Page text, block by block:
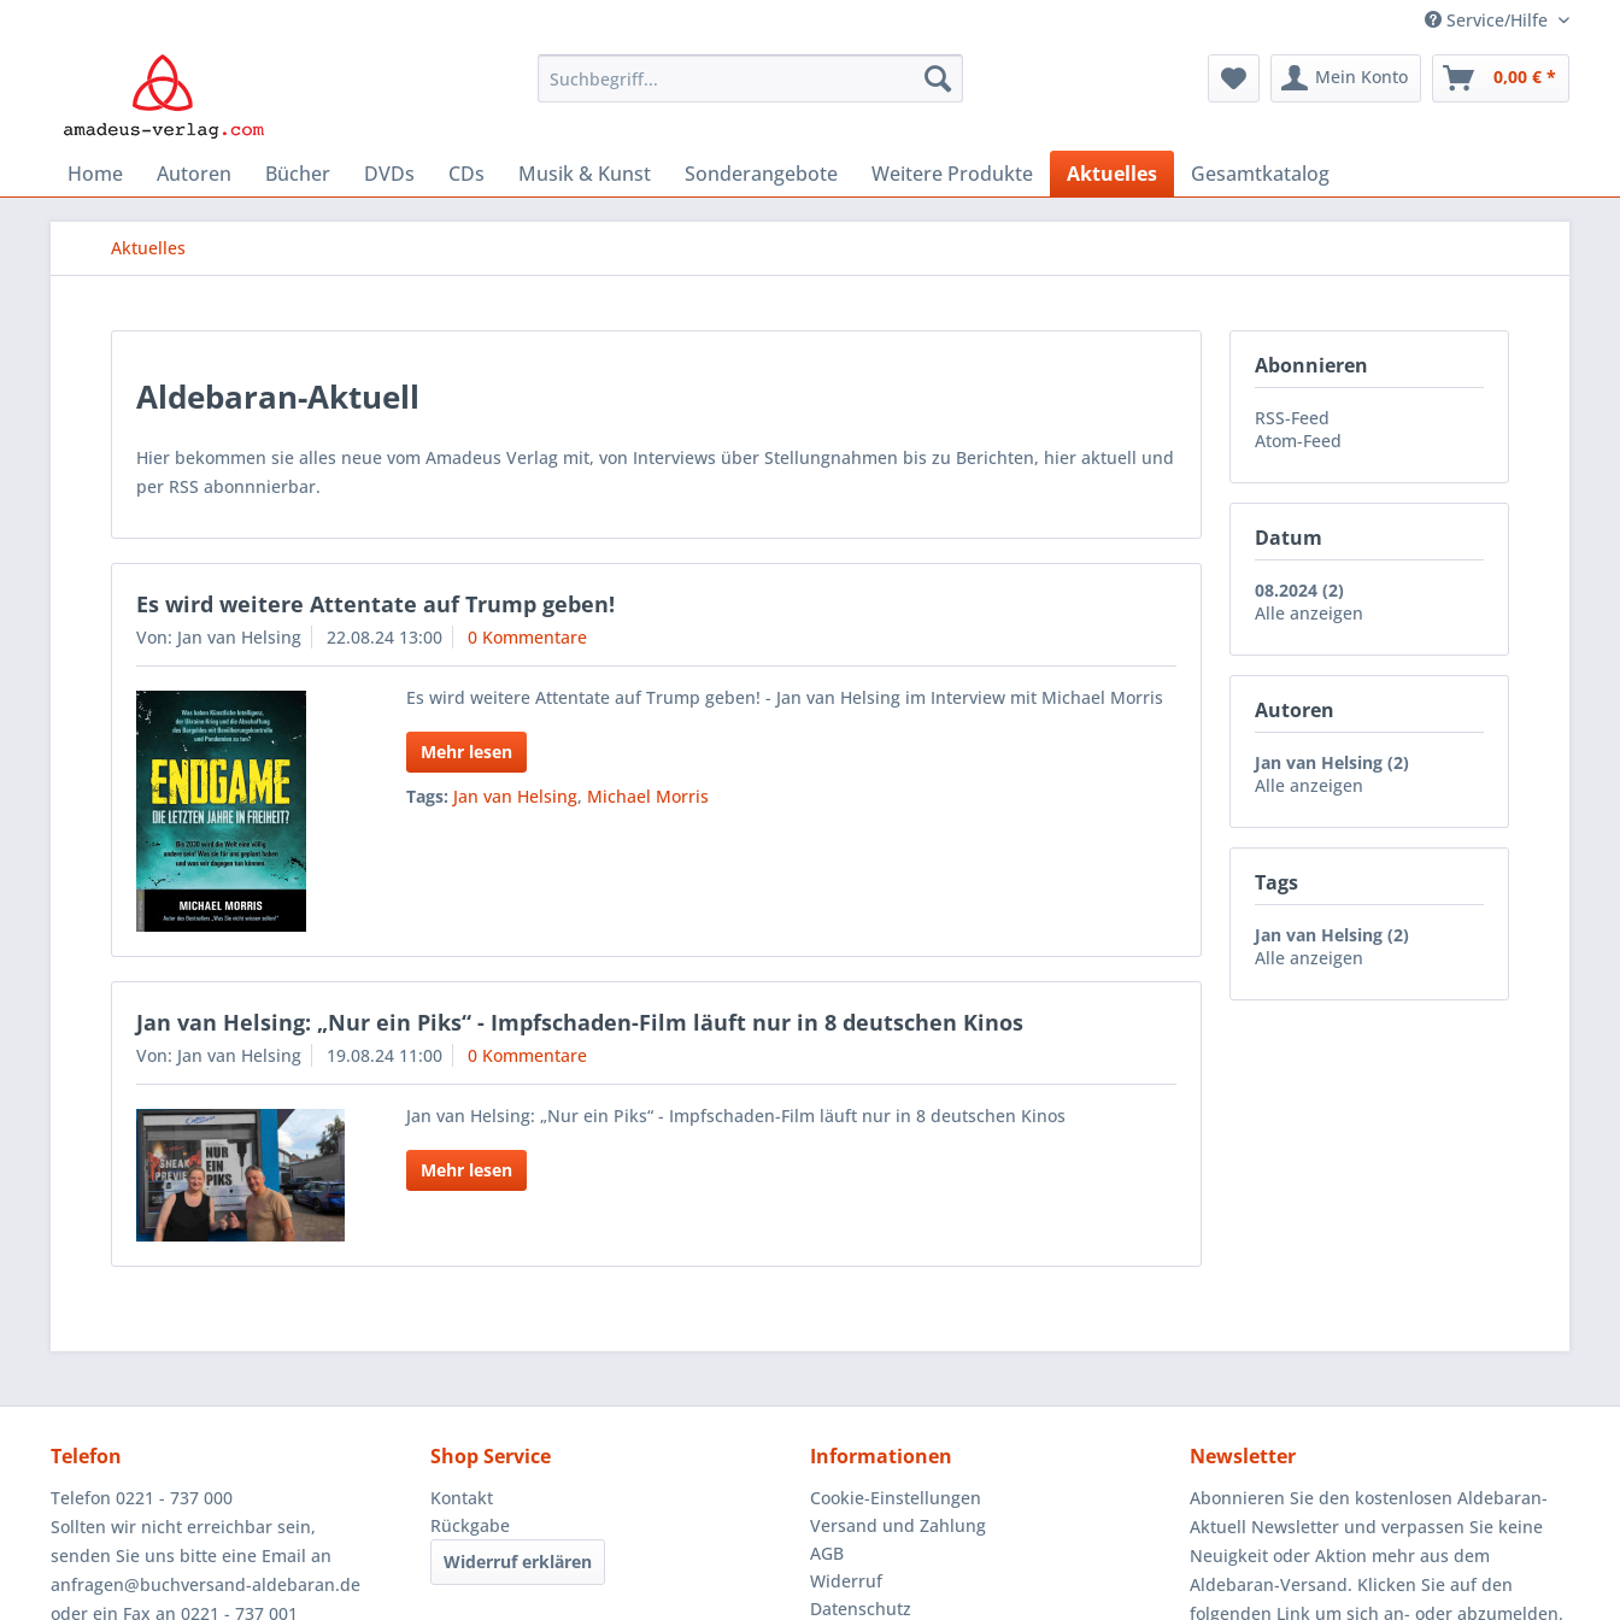
Service/Hilfe
Mein Konto 0,00 € *
Home Autoren Bücher DVDs CDs Musik & Kunst Sonderangebote Weitere Produkte Aktuelles Gesamtkatalog
Aktuelles
Abonnieren
RSS-Feed
Atom-Feed
Datum
08.2024 (2)
Alle anzeigen
Autoren
Jan van Helsing (2)
Alle anzeigen
Tags
Jan van Helsing (2)
Alle anzeigen
Aldebaran-Aktuell
Hier bekommen sie alles neue vom Amadeus Verlag mit, von Interviews über Stellungnahmen bis zu Berichten, hier aktuell und
per RSS abonnnierbar.
Es wird weitere Attentate auf Trump geben!
Von: Jan van Helsing 22.08.24 13:00 0 Kommentare
Es wird weitere Attentate auf Trump geben! - Jan van Helsing im Interview mit Michael Morris
Mehr lesen
Tags: Jan van Helsing, Michael Morris
Jan van Helsing: „Nur ein Piks“ - Impfschaden-Film läuft nur in 8 deutschen Kinos
Von: Jan van Helsing 19.08.24 11:00 0 Kommentare
Jan van Helsing: „Nur ein Piks“ - Impfschaden-Film läuft nur in 8 deutschen Kinos
Mehr lesen
Telefon
Telefon 0221 - 737 000
Sollten wir nicht erreichbar sein,
senden Sie uns bitte eine Email an
anfragen@buchversand-aldebaran.de
oder ein Fax an 0221 - 737 001
Shop Service
Kontakt
Rückgabe
Widerruf erklären
Informationen
Cookie-Einstellungen
Versand und Zahlung
AGB
Widerruf
Datenschutz
Newsletter
Abonnieren Sie den kostenlosen Aldebaran-
Aktuell Newsletter und verpassen Sie keine
Neuigkeit oder Aktion mehr aus dem
Aldebaran-Versand. Klicken Sie auf den
folgenden Link um sich an- oder abzumelden.